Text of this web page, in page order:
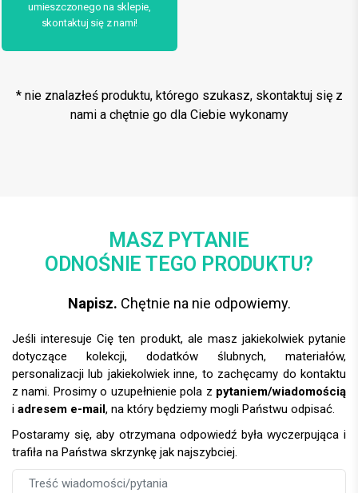
umieszczonego na sklepie,
skontaktuj się z nami!
* nie znalazłeś produktu, którego szukasz, skontaktuj się z
nami a chętnie go dla Ciebie wykonamy
MASZ PYTANIE
ODNOŚNIE TEGO PRODUKTU?
Napisz. Chętnie na nie odpowiemy.
Jeśli interesuje Cię ten produkt, ale masz jakiekolwiek pytanie
dotyczące kolekcji, dodatków ślubnych, materiałów,
personalizacji lub jakiekolwiek inne, to zachęcamy do kontaktu
z nami. Prosimy o uzupełnienie pola z pytaniem/wiadomością
i adresem e-mail, na który będziemy mogli Państwu odpisać.
Postaramy się, aby otrzymana odpowiedź była wyczerpująca i
trafiła na Państwa skrzynkę jak najszybciej.